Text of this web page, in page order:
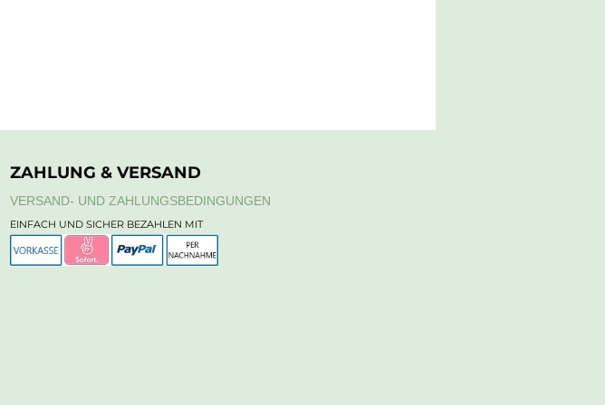
ZAHLUNG & VERSAND
VERSAND- UND ZAHLUNGSBEDINGUNGEN
EINFACH UND SICHER BEZAHLEN MIT